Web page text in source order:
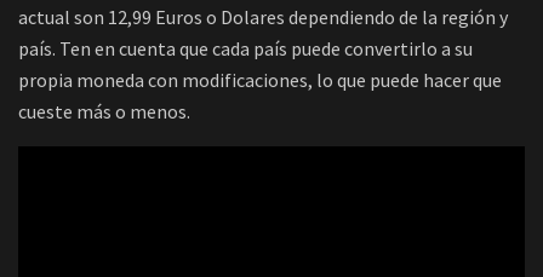
actual son 12,99 Euros o Dolares dependiendo de la región y
país. Ten en cuenta que cada país puede convertirlo a su
propia moneda con modificaciones, lo que puede hacer que
cueste más o menos.